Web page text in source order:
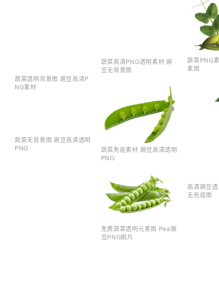
蔬菜透明背景图 豌豆高清P
NG素材
蔬菜无背景图 豌豆高清透明
PNG
蔬菜高清PNG透明素材 豌
豆无背景图
蔬菜免抠素材 豌豆高清透明
PNG
免费蔬菜透明元素图 Pea豌
豆PNG图片
蔬菜PNG
素图
高清豌豆
无色底图